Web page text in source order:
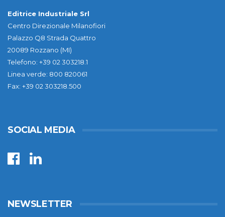
Editrice Industriale Srl
Centro Direzionale Milanofiori
Palazzo Q8 Strada Quattro
20089 Rozzano (MI)
Telefono: +39 02 303218.1
Linea verde: 800 820061
Fax: +39 02 303218.500
SOCIAL MEDIA
NEWSLETTER